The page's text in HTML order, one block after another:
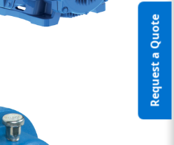
Request a Quote